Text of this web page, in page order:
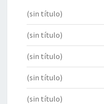
(sin título)
(sin título)
(sin título)
(sin título)
(sin título)